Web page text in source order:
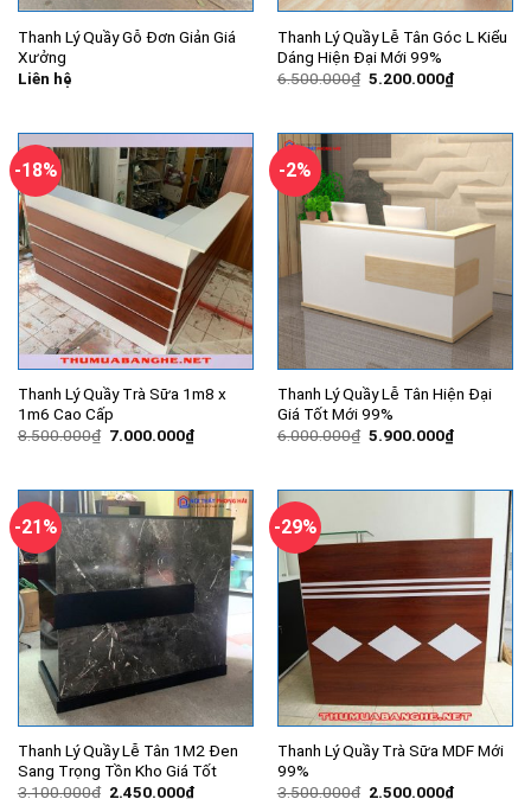
Thanh Lý Quầy Gỗ Đơn Giản Giá
Xưởng
Liên hệ
Thanh Lý Quầy Lễ Tân Góc L Kiểu
Dáng Hiện Đại Mới 99%
6.500.000₫ Giá
5.200.000₫Giá
hiện
-18%
Thanh Lý Quầy Trà Sữa 1m8 x
1m6 Cao Cấp
8.500.000₫ Giá
7.000.000₫Giá
hiện
7.000.000₫.
-2%
Thanh Lý Quầy Lễ Tân Hiện Đại
Giá Tốt Mới 99%
6.000.000₫ Giá
5.900.000₫Giá
hiện
-21%
Thanh Lý Quầy Lễ Tân 1M2 Đen
Sang Trọng Tồn Kho Giá Tốt
3.100.000₫ Giá
2.450.000₫Giá
-29%
Thanh Lý Quầy Trà Sữa MDF Mới
99%
3.500.000₫ Giá
2.500.000₫Giá